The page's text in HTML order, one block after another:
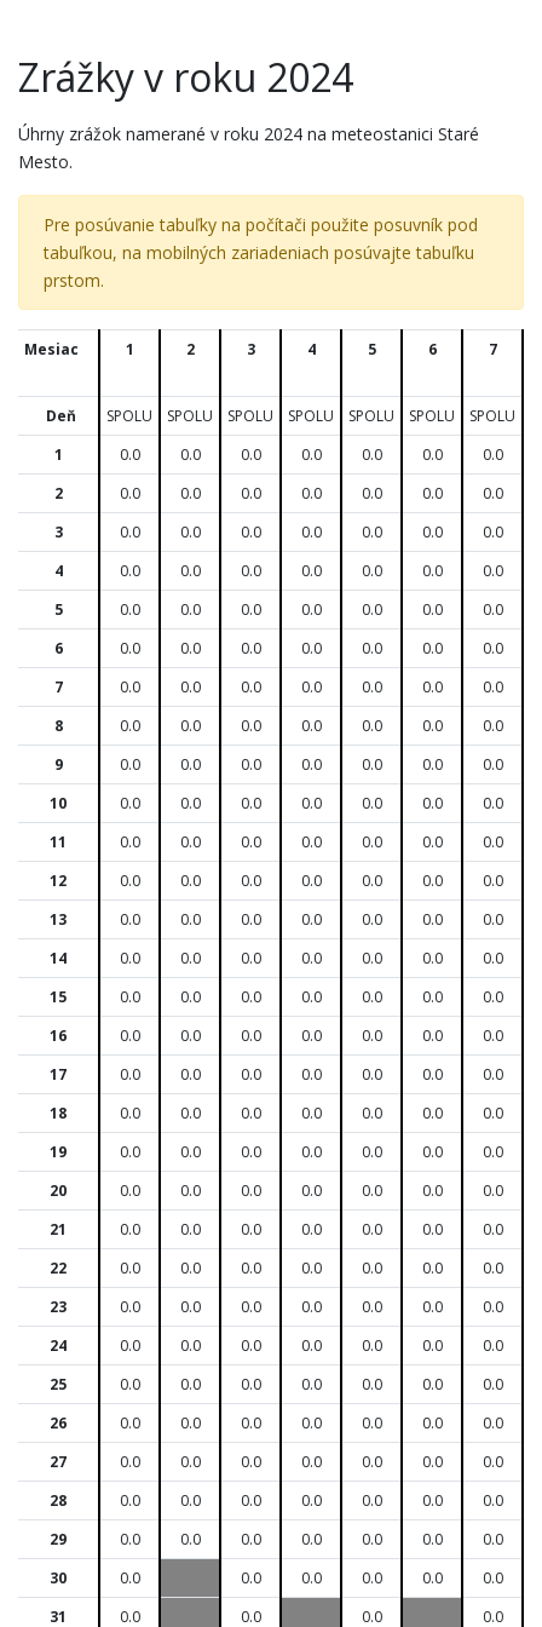
Zrážky v roku 2024
Úhrny zrážok namerané v roku 2024 na meteostanici Staré
Mesto.
Pre posúvanie tabuľky na počítači použite posuvník pod
tabuľkou, na mobilných zariadeniach posúvajte tabuľku
prstom.
Mesiac 1 2 3 4 5 6 7
Deň SPOLU SPOLU SPOLU SPOLU SPOLU SPOLU SPOLU
1
0.0 0.0 0.0 0.0 0.0 0.0
0.0
2
0.0 0.0 0.0 0.0 0.0 0.0
0.0
3
0.0 0.0 0.0 0.0 0.0 0.0
0.0
4
0.0 0.0 0.0 0.0 0.0 0.0
0.0
5
0.0 0.0 0.0 0.0 0.0 0.0
0.0
6
0.0 0.0 0.0 0.0 0.0 0.0
0.0
7
0.0 0.0 0.0 0.0 0.0 0.0
0.0
8
0.0 0.0 0.0 0.0 0.0 0.0
0.0
9
0.0 0.0 0.0 0.0 0.0 0.0
0.0
10
0.0 0.0 0.0 0.0 0.0 0.0
0.0
11
0.0 0.0 0.0 0.0 0.0 0.0
0.0
12
0.0 0.0 0.0 0.0 0.0 0.0
0.0
13
0.0 0.0 0.0 0.0 0.0 0.0
0.0
14
0.0 0.0 0.0 0.0 0.0 0.0
0.0
15
0.0 0.0 0.0 0.0 0.0 0.0
0.0
16
0.0 0.0 0.0 0.0 0.0 0.0
0.0
17
0.0 0.0 0.0 0.0 0.0 0.0
0.0
18
0.0 0.0 0.0 0.0 0.0 0.0
0.0
19
0.0 0.0 0.0 0.0 0.0 0.0
0.0
20
0.0 0.0 0.0 0.0 0.0 0.0
0.0
21
0.0 0.0 0.0 0.0 0.0 0.0
0.0
22
0.0 0.0 0.0 0.0 0.0 0.0
0.0
23
0.0 0.0 0.0 0.0 0.0 0.0
0.0
24
0.0 0.0 0.0 0.0 0.0 0.0
0.0
25
0.0 0.0 0.0 0.0 0.0 0.0
0.0
26
0.0 0.0 0.0 0.0 0.0 0.0
0.0
27
0.0 0.0 0.0 0.0 0.0 0.0
0.0
28
0.0 0.0 0.0 0.0 0.0 0.0
0.0
29
0.0 0.0 0.0 0.0 0.0 0.0
0.0
30
0.0 0.0 0.0 0.0 0.0
0.0
31
0.0 0.0 0.0
0.0